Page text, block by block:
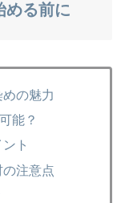
める前に
の魅力
能？
ト
注意点